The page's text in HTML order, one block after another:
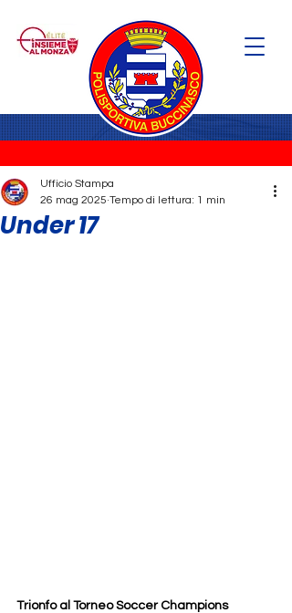
Under 17
Ufficio Stampa
26 mag 2025 Tempo di lettura: 1 min
Trionfo al Torneo Soccer Champions